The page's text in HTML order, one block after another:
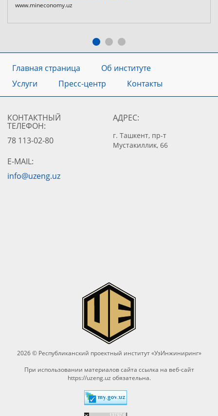
www.mineconomy.uz
Главная страница
Об институте
Услуги
Пресс-центр Контакты
КОНТАКТНЫЙ
ТЕЛЕФОН:
78 113-02-80
АДРЕС:
г. Ташкент, пр-т
Мустакиллик, 66
E-MAIL:
info@uzeng.uz
2026 © Республиканский проектный институт «УзИнжиниринг»
При использовании материалов сайта ссылка на веб-сайт
https://uzeng.uz обязательна.